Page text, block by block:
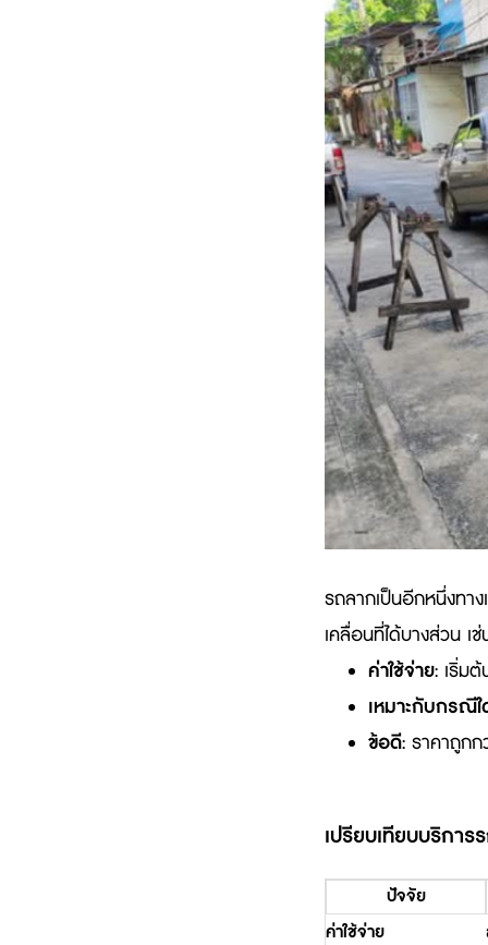
รถลากเป็นอีกหนึ่งทา
เคลื่อนที่ได้บางส่วน เ
ค่าใช้จ่าย: เริ่ม
เหมาะกับกรณีใ
ข้อดี: ราคาถูกก
เปรียบเทียบบริกา
ปัจจัย
ค่าใช้จ่าย